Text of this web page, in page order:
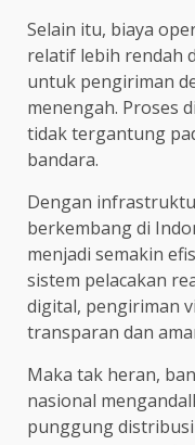
Selain itu, biaya
relatif lebih rendah
untuk pengiriman
menengah. Proses
tidak tergantung
bandara.
Dengan
berkembang di
menjadi semakin
sistem pelacakan
digital, pengiriman
transparan dan
Maka tak heran,
nasional
punggung